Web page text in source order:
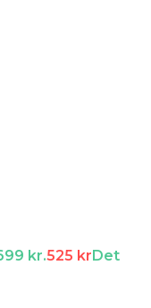
kr.525 krDet